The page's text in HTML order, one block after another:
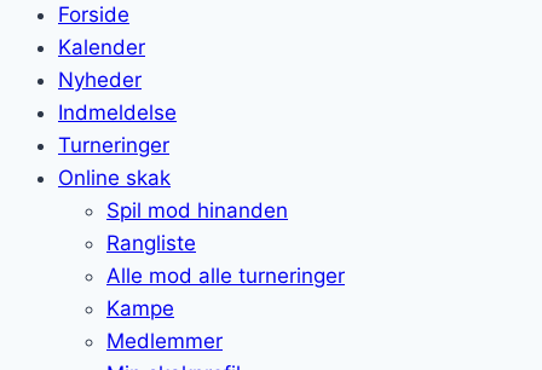
Forside
Kalender
Nyheder
Indmeldelse
Turneringer
Online skak
Spil mod hinanden
Rangliste
Alle mod alle turneringer
Kampe
Medlemmer